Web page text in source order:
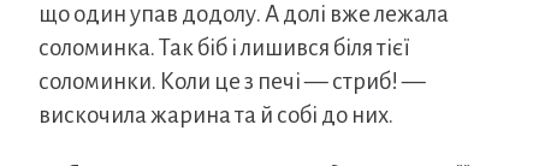
що один упав додолу. А долі вже лежала
соломинка. Так біб і лишився біля тієї
соломинки. Коли це з печі — стриб! —
вискочила жарина та й собі до них.